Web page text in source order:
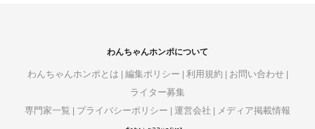
わんちゃんホンポについて
わんちゃんホンポとは 編集ポリシー 利用規約
お問い合わせ
ライター募集
専門家一覧
プライバシーポリシー 運営会社 メディア掲載情報